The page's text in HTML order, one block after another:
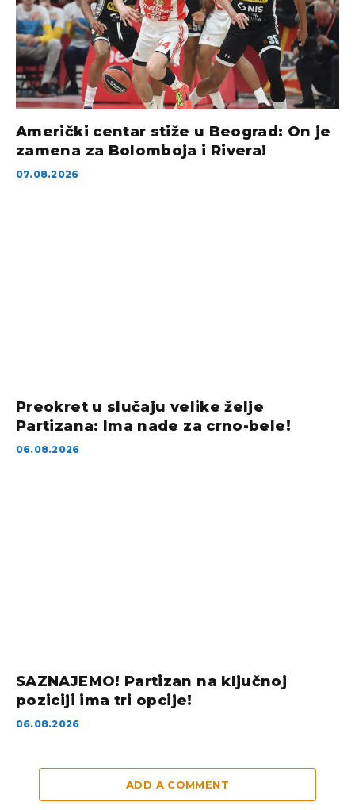
Američki centar stiže u Beograd: On je
zamena za Bolomboja i Rivera!
07.08.2026
Preokret u slučaju velike želje
Partizana: Ima nade za crno-bele!
06.08.2026
SAZNAJEMO! Partizan na ključnoj
poziciji ima tri opcije!
06.08.2026
ADD A COMMENT